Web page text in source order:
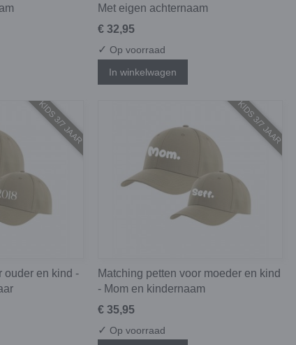
Met eigen achternaam
€ 32,95
✓ Op voorraad
In winkelwagen
KIDS 3/7 JAAR
ouder en kind -
KIDS 3/7 JAAR
Matching petten voor moeder en kind
- Mom en kindernaam
€ 35,95
✓ Op voorraad